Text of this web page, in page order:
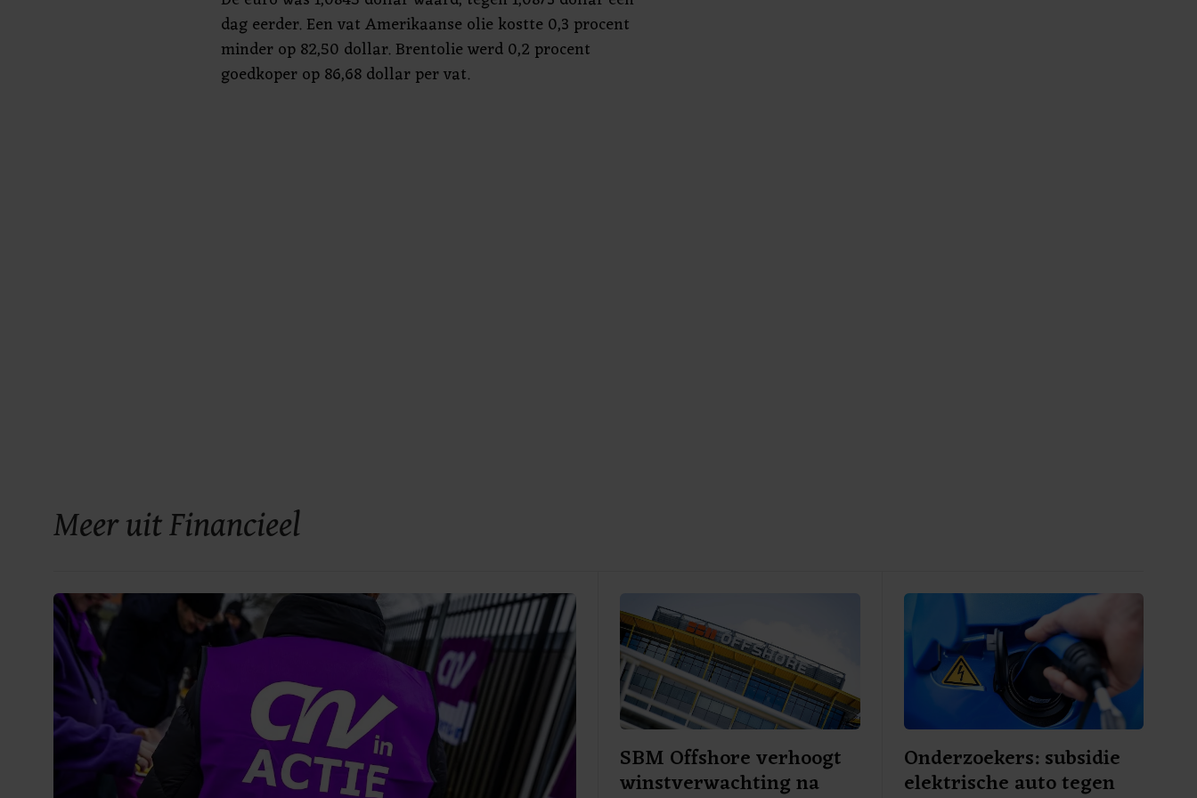
dag eerder. Een vat Amerikaanse olie kostte 0,3 procent
minder op 82,50 dollar. Brentolie werd 0,2 procent
goedkoper op 86,68 dollar per vat.
Meer uit Financieel
SBM Offshore verhoogt
winstverwachting na
Onderzoekers: subsidie
elektrische auto tegen